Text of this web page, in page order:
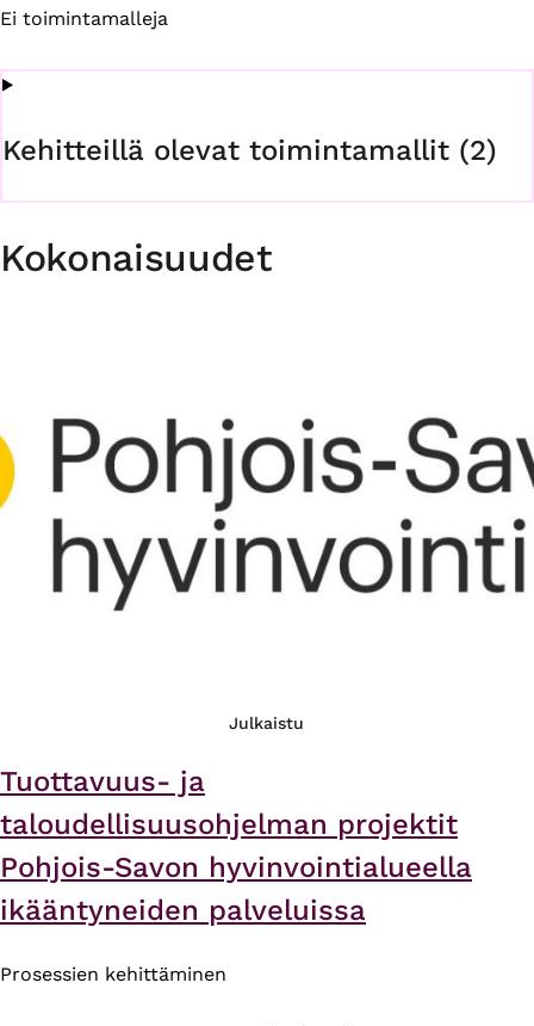
Ei toimintamalleja
Kehitteillä olevat toimintamallit (2)
Kokonaisuudet
Julkaistu
Tuottavuus- ja
taloudellisuusohjelman projektit
Pohjois-Savon hyvinvointialueella
ikääntyneiden palveluissa
Prosessien kehittäminen